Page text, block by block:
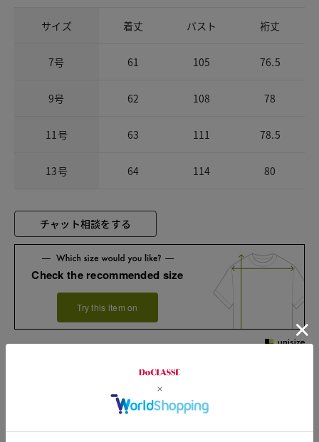
サイズ 着丈 バスト 裄丈
7号 61 105 76.5
9号 62 108 78
11号 63 111 78.5
13号 64 114 80
チャット相談をする
Check the recommended size
Try this item on